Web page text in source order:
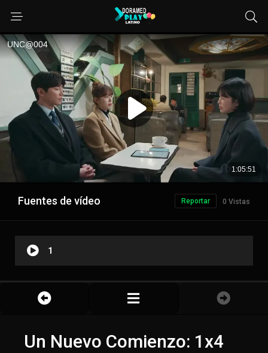
Fuentes de vídeo 0 Vistas
Reportar
1
Un Nuevo Comienzo: 1x4